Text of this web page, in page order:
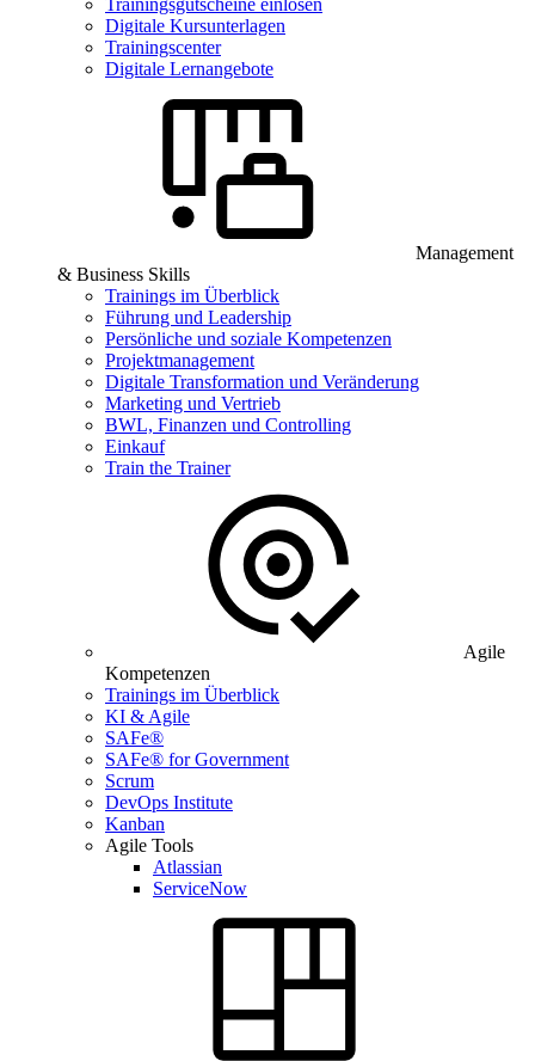
Trainingsgutscheine einlösen
Digitale Kursunterlagen
Trainingscenter
Digitale Lernangebote
Management
& Business Skills
Trainings im Überblick
Führung und Leadership
Persönliche und soziale Kompetenzen
Projektmanagement
Digitale Transformation und Veränderung
Marketing und Vertrieb
BWL, Finanzen und Controlling
Einkauf
Train the Trainer
Agile
Kompetenzen
Trainings im Überblick
KI & Agile
SAFe®
SAFe® for Government
Scrum
DevOps Institute
Kanban
Agile Tools
Atlassian
ServiceNow